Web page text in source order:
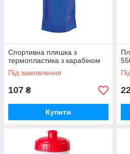
Спортивна пляшка з
термопластика з карабіном
Під замовлення
107 ₴
Купити